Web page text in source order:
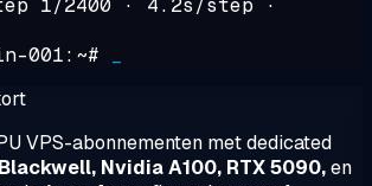
1/2400 · 4.2s/step ·
001:~#
VPS-abonnementen met dedicated
Nvidia A100, RTX 5090,en